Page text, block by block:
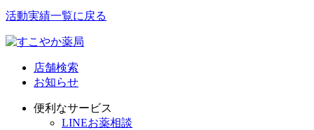
活動実績一覧に戻る
店舗検索
お知らせ
便利なサービス
LINEお薬相談